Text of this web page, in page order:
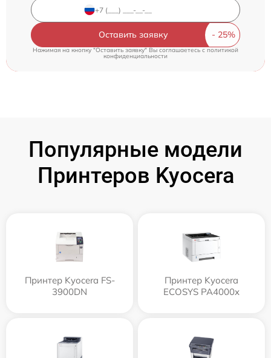
Оставить заявку
Нажимая на кнопку "Оставить заявку" Вы соглашаетесь cполитикой
конфиденциальности
Популярные модели
Принтеров Kyocera
Принтер Kyocera FS-
3900DN
Принтер Kyocera
ECOSYS PA4000x